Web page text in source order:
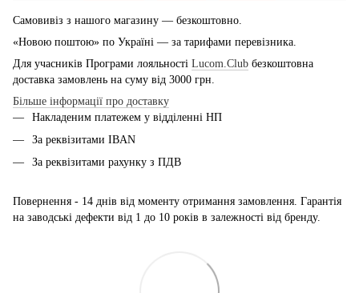
Самовивіз з нашого магазину — безкоштовно.
«Новою поштою» по Україні — за тарифами перевізника.
Для учасників Програми лояльності Lucom.Club безкоштовна
доставка замовлень на суму від 3000 грн.
Більше інформації про доставку
Накладеним платежем у відділенні НП
За реквізитами IBAN
За реквізитами рахунку з ПДВ
Повернення - 14 днів від моменту отримання замовлення. Гарантія
на заводські дефекти від 1 до 10 років в залежності від бренду.